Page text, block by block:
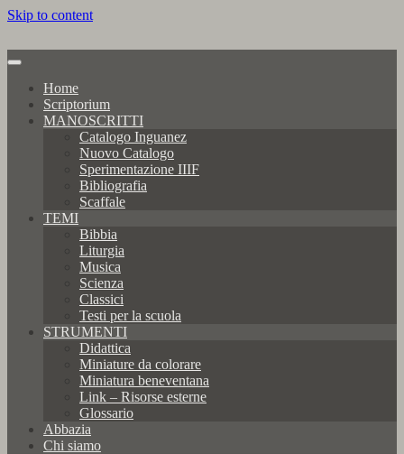
Skip to content
Home
Scriptorium
MANOSCRITTI
Catalogo Inguanez
Nuovo Catalogo
Sperimentazione IIIF
Bibliografia
Scaffale
TEMI
Bibbia
Liturgia
Musica
Scienza
Classici
Testi per la scuola
STRUMENTI
Didattica
Miniature da colorare
Miniatura beneventana
Link – Risorse esterne
Glossario
Abbazia
Chi siamo